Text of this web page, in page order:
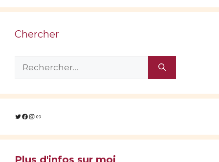
Chercher
Twitter
Facebook
Instagram
Lien
Plus d'infos sur moi